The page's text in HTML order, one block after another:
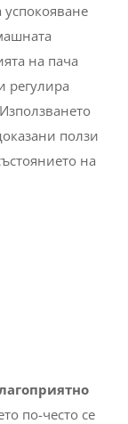
успокояване
на пача
регулира
ползи
на
по-често се